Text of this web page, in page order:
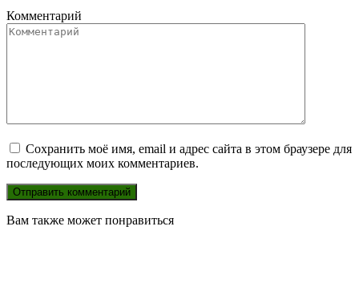
Комментарий
Сохранить моё имя, email и адрес сайта в этом браузере для
последующих моих комментариев.
Вам также может понравиться